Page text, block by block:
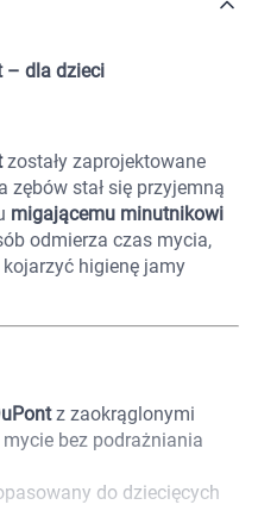
– dla dzieci
zostały zaprojektowane
zębów stał się przyjemną
migającemu minutnikowi
odmierza czas mycia,
higienę jamy
z zaokrąglonymi
bez podrażniania
do dziecięcych